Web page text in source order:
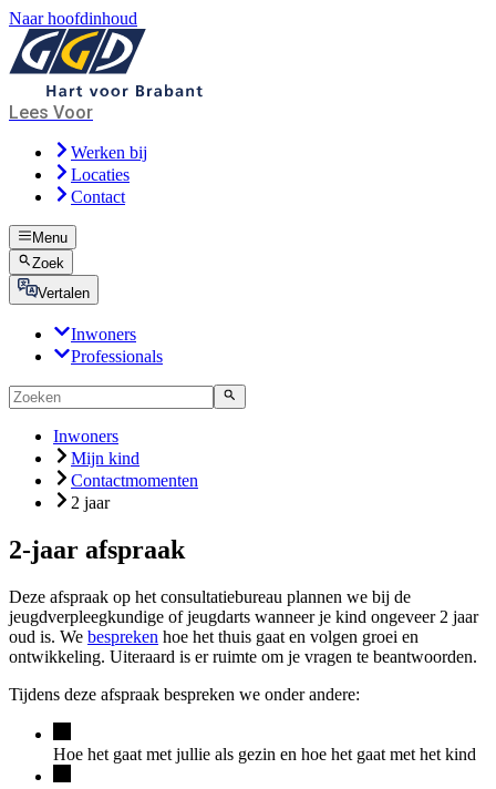
Naar hoofdinhoud
Lees Voor
Werken bij
Locaties
Contact
Menu
Zoek
Vertalen
Inwoners
Professionals
Inwoners
Mijn kind
Contact­momenten
2 jaar
2-jaar afspraak
Deze afspraak op het consultatiebureau plannen we bij de
jeugdverpleegkundige of jeugdarts wanneer je kind ongeveer 2 jaar
oud is. We bespreken hoe het thuis gaat en volgen groei en
ontwikkeling. Uiteraard is er ruimte om je vragen te beantwoorden.
Tijdens deze afspraak bespreken we onder andere:
Hoe het gaat met jullie als gezin en hoe het gaat met het kind